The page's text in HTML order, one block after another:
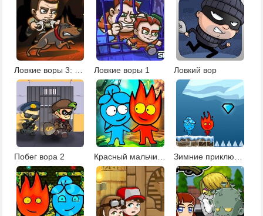
Ловкие воры 1 Ловкий вор
Побег вора 2 Красный мальчик и синяя девочка Зимние приключения Огня и Воды